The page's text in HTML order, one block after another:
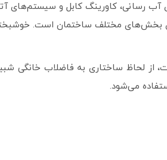
رسانی، کاورینگ کابل و سیستم‌های
مختلف ساختمان است.
از لحاظ ساختاری به فاضلاب خانگی
می‏‌شود.